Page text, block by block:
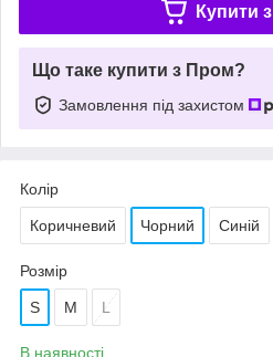
Купити з
Що таке купити з Пром?
Замовлення під захистом
Колір
Коричневий Чорний Синій
Розмір
S M L
В наявності